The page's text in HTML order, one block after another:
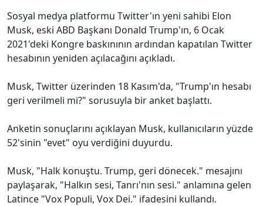
Sosyal medya platformu Twitter'ın yeni sahibi Elon
Musk, eski ABD Başkanı Donald Trump'ın, 6 Ocak
2021'deki Kongre baskınının ardından kapatılan Twitter
hesabının yeniden açılacağını açıkladı.
Musk, Twitter üzerinden 18 Kasım'da, "Trump'ın hesabı
geri verilmeli mi?" sorusuyla bir anket başlattı.
Anketin sonuçlarını açıklayan Musk, kullanıcıların yüzde
52'sinin "evet" oyu verdiğini duyurdu.
Musk, "Halk konuştu. Trump, geri dönecek." mesajını
paylaşarak, "Halkın sesi, Tanrı'nın sesi." anlamına gelen
Latince "Vox Populi, Vox Dei." ifadesini kullandı.